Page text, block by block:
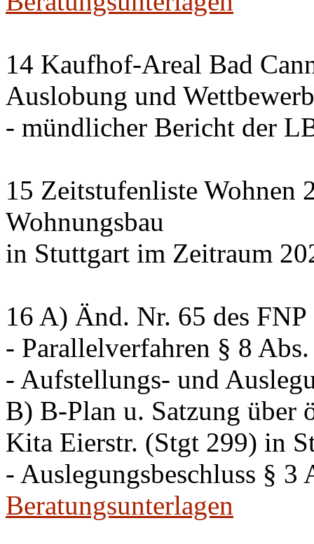
14 Kaufhof-Areal Bad
Auslobung und Wettbewerb
- mündlicher Bericht der
15 Zeitstufenliste Wohnen
Wohnungsbau
in Stuttgart im Zeitraum
16 A) Änd. Nr. 65 des
- Parallelverfahren § 8
- Aufstellungs- und
B) B-Plan u. Satzung über
Kita Eierstr. (Stgt 299) in
- Auslegungsbeschluss § 3
Beratungsunterlagen